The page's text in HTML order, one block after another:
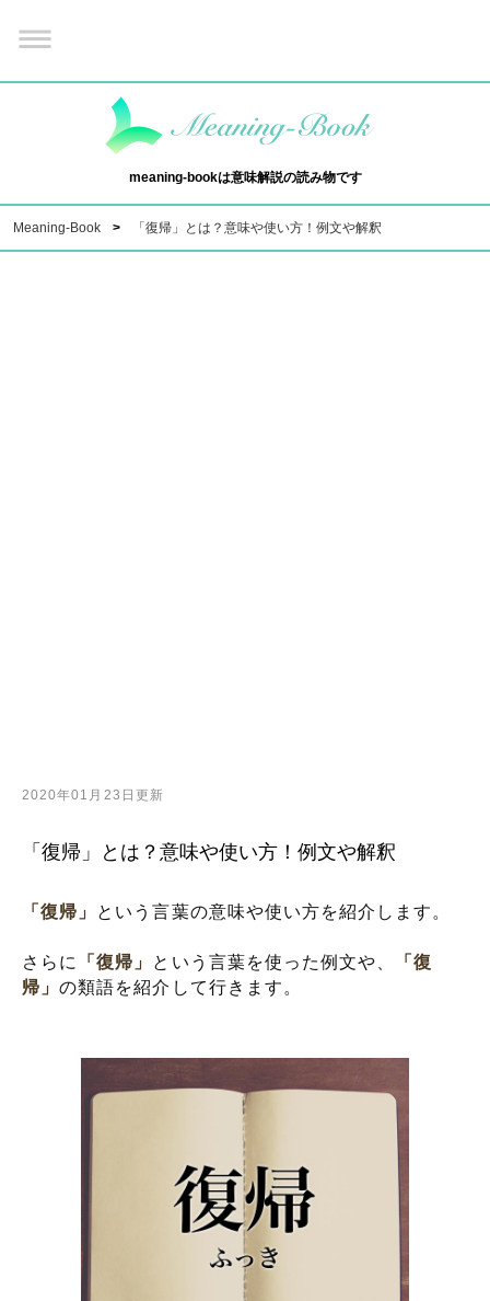
meaning-bookは意味解説の読み物です
Meaning-Book 「復帰」とは？意味や使い方！例文や解釈
2020年01月23日更新
「復帰」とは？意味や使い方！例文や解釈
「復帰」 という言葉の意味や使い方を紹介します。
さらに 「復帰」 という言葉を使った例文や、
「復
帰」の類語を紹介して行きます。